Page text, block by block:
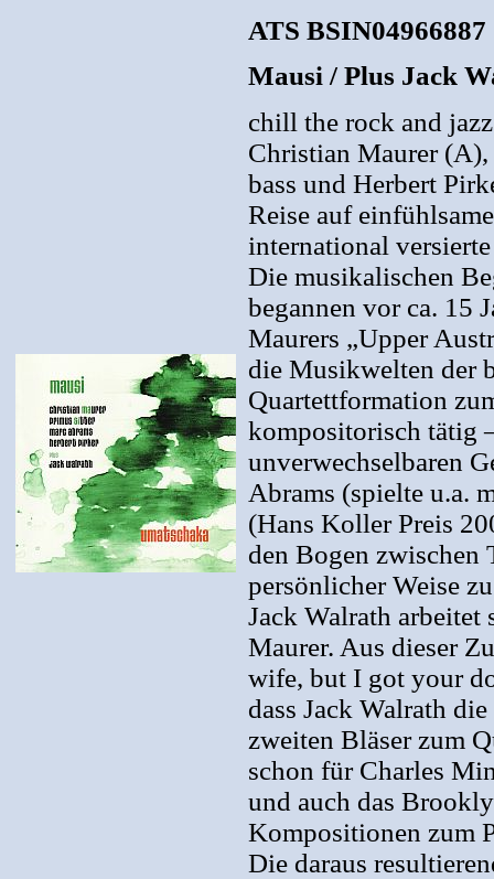
ATS BSIN04966887
Mausi / Plus Jack
chill the rock and
Christian Maurer
bass und Herbert
Reise auf
international
Die musikalischen
begannen vor ca. 15
Maurers „Upper
die Musikwelten der
Quartettformation
kompositorisch tätig
unverwechselbaren
Abrams (spielte u.a.
(Hans Koller Preis
den Bogen zwischen
persönlicher Weise
Jack Walrath
Maurer. Aus dieser
wife, but I got your
dass Jack Walrath
zweiten Bläser zum
schon für Charles
und auch das
Kompositionen zum
Die daraus